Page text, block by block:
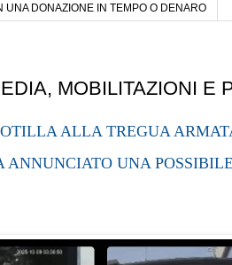
UNA DONAZIONE IN TEMPO O DENARO
MOBILITAZIONI E
ALLA TREGUA
UNA